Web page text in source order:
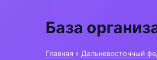
База
Главная » Дальневосточный